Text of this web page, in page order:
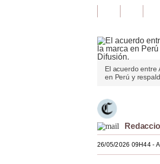
El acuerdo entre
en Perú y
26/05/2026 09H44-